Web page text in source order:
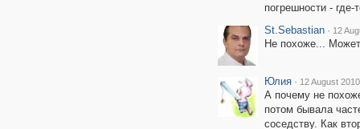
погрешности -
St.Sebastian · 12
Не похоже...
Юлия · 12 August
А почему не
потом бывала
соседству. Как